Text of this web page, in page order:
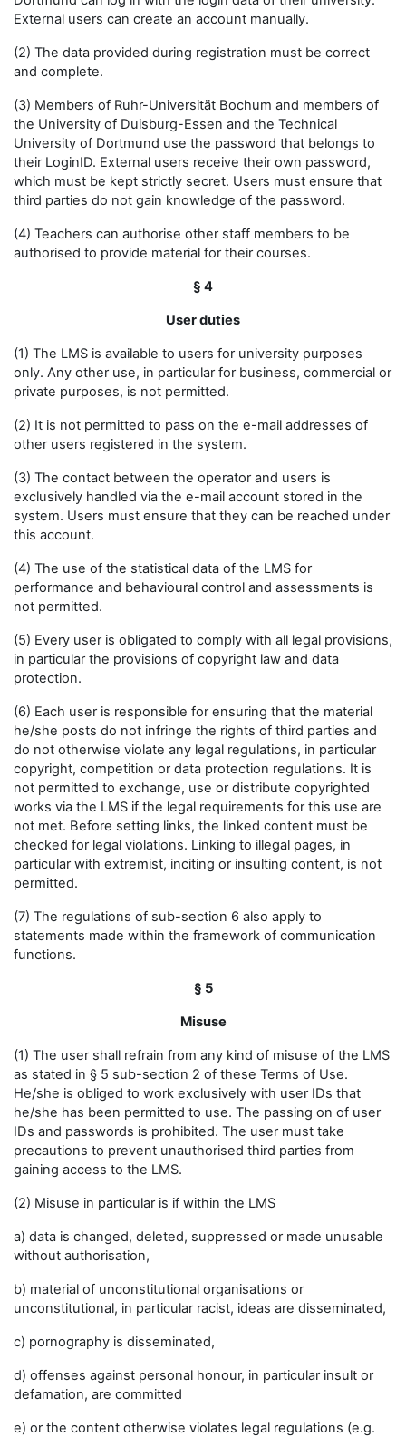
External users can create an account manually.
(2) The data provided during registration must be correct
and complete.
(3) Members of Ruhr-Universität Bochum and members of
the University of Duisburg-Essen and the Technical
University of Dortmund use the password that belongs to
their LoginID. External users receive their own password,
which must be kept strictly secret. Users must ensure that
third parties do not gain knowledge of the password.
(4) Teachers can authorise other staff members to be
authorised to provide material for their courses.
§ 4
User duties
(1) The LMS is available to users for university purposes
only. Any other use, in particular for business, commercial or
private purposes, is not permitted.
(2) It is not permitted to pass on the e-mail addresses of
other users registered in the system.
(3) The contact between the operator and users is
exclusively handled via the e-mail account stored in the
system. Users must ensure that they can be reached under
this account.
(4) The use of the statistical data of the LMS for
performance and behavioural control and assessments is
not permitted.
(5) Every user is obligated to comply with all legal provisions,
in particular the provisions of copyright law and data
protection.
(6) Each user is responsible for ensuring that the material
he/she posts do not infringe the rights of third parties and
do not otherwise violate any legal regulations, in particular
copyright, competition or data protection regulations. It is
not permitted to exchange, use or distribute copyrighted
works via the LMS if the legal requirements for this use are
not met. Before setting links, the linked content must be
checked for legal violations. Linking to illegal pages, in
particular with extremist, inciting or insulting content, is not
permitted.
(7) The regulations of sub-section 6 also apply to
statements made within the framework of communication
functions.
§ 5
Misuse
(1) The user shall refrain from any kind of misuse of the LMS
as stated in § 5 sub-section 2 of these Terms of Use.
He/she is obliged to work exclusively with user IDs that
he/she has been permitted to use. The passing on of user
IDs and passwords is prohibited. The user must take
precautions to prevent unauthorised third parties from
gaining access to the LMS.
(2) Misuse in particular is if within the LMS
a) data is changed, deleted, suppressed or made unusable
without authorisation,
b) material of unconstitutional organisations or
unconstitutional, in particular racist, ideas are disseminated,
c) pornography is disseminated,
d) offenses against personal honour, in particular insult or
defamation, are committed
e) or the content otherwise violates legal regulations (e.g.